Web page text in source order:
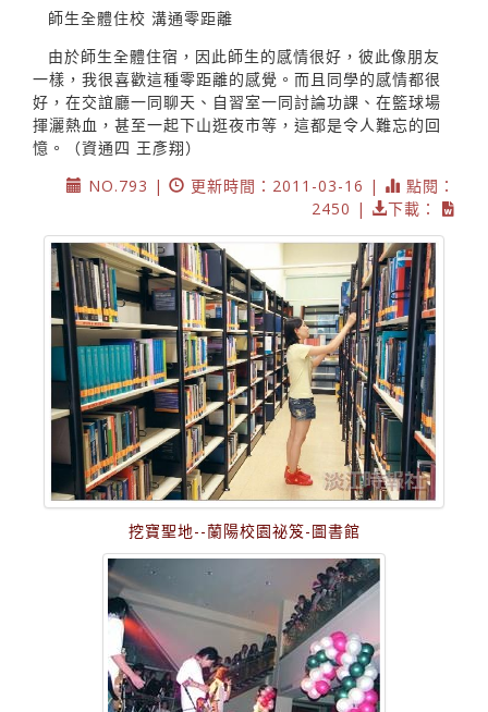
師生全體住校 溝通零距離
由於師生全體住宿，因此師生的感情很好，彼此像朋友
一樣，我很喜歡這種零距離的感覺。而且同學的感情都很
好，在交誼廳一同聊天、自習室一同討論功課、在籃球場
揮灑熱血，甚至一起下山逛夜市等，這都是令人難忘的回
憶。（資通四 王彥翔）
NO.793 |
更新時間：2011-03-16 |
點閱：
2450 |
下載：
挖寶聖地--蘭陽校園祕笈-圖書館